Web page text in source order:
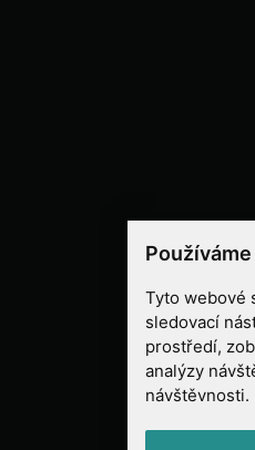
Tyto webové
sledovací
prostředí,
analýzy
návštěvnosti.